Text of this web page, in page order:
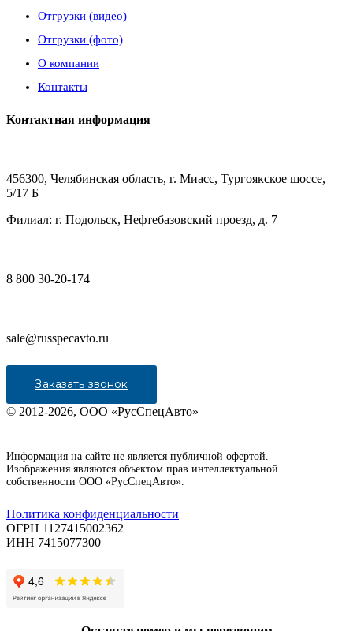
Отгрузки (видео)
Отгрузки (фото)
О компании
Контакты
Контактная информация
456300, Челябинская область, г. Миасс, Тургоякское шоссе,
5/17 Б
Филиал: г. Подольск, Нефтебазовский проезд, д. 7
8 800 30-20-174
sale@russpecavto.ru
Заказать звонок
© 2012-2026, ООО «РусСпецАвто»
Информация на сайте не является публичной офертой.
Изображения являются объектом прав интеллектуальной
собственности ООО «РусСпецАвто».
Политика конфиденциальности
ОГРН 1127415002362
ИНН 7415077300